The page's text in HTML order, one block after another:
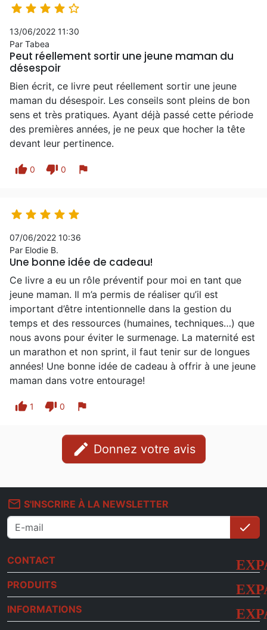
    
13/06/2022 11:30
Par Tabea
Peut réellement sortir une jeune maman du
désespoir
Bien écrit, ce livre peut réellement sortir une jeune
maman du désespoir. Les conseils sont pleins de bon
sens et très pratiques. Ayant déjà passé cette période
des premières années, je ne peux que hocher la tête
devant leur pertinence.
thumb_up 0 thumb_down 0 flag
    
07/06/2022 10:36
Par Elodie B.
Une bonne idée de cadeau!
Ce livre a eu un rôle préventif pour moi en tant que
jeune maman. Il m’a permis de réaliser qu’il est
important d’être intentionnelle dans la gestion du
temps et des ressources (humaines, techniques…) que
nous avons pour éviter le surmenage. La maternité est
un marathon et non sprint, il faut tenir sur de longues
années! Une bonne idée de cadeau à offrir à une jeune
maman dans votre entourage!
thumb_up 1 thumb_down 0 flag
edit Donnez votre avis
mail_outline S'INSCRIRE À LA NEWSLETTER
check
CONTACT
PRODUITS
INFORMATIONS